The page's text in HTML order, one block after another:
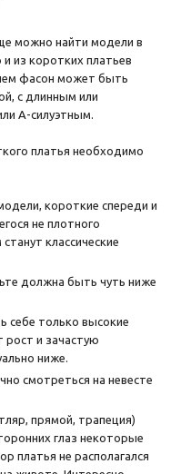
можно найти модели в
из коротких платьев
фасон может быть
с длинным или
А-силуэтным.
платья необходимо
короткие спереди и
не плотного
классические
должна быть чуть ниже
себе только высокие
и зачастую
ниже.
смотреться на невесте
прямой, трапеция)
глаз некоторые
платья не располагался